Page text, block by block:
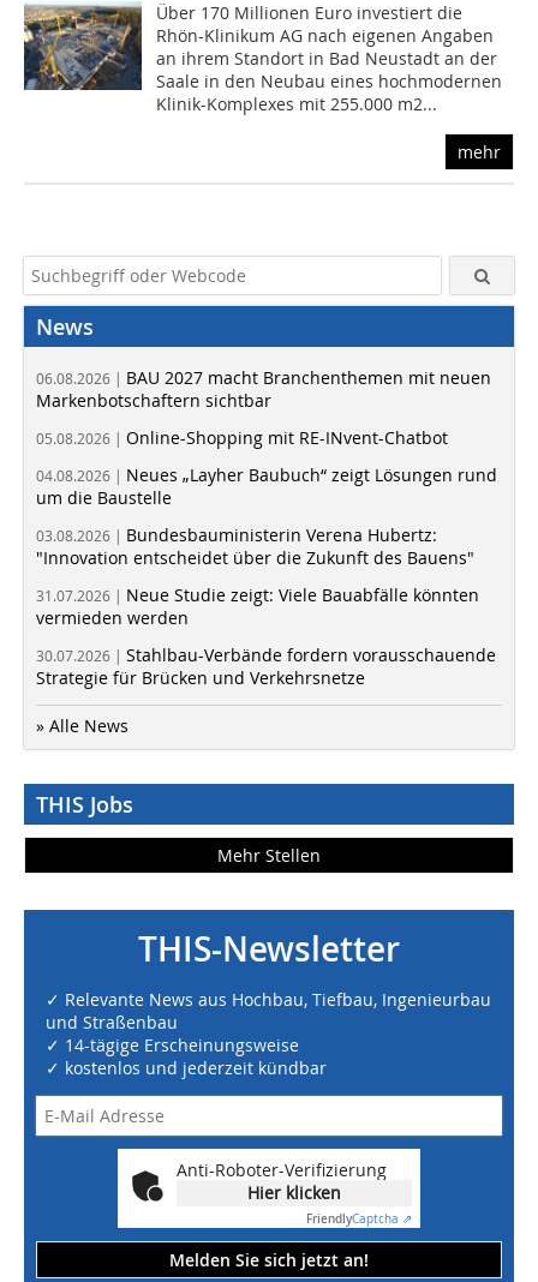
Über 170 Millionen Euro investiert die
Rhön-Klinikum AG nach eigenen Angaben
an ihrem Standort in Bad Neustadt an der
Saale in den Neubau eines hochmodernen
Klinik-Komplexes mit 255.000 m2...
mehr
News
06.08.2026 | BAU 2027 macht Branchenthemen mit neuen
Markenbotschaftern sichtbar
05.08.2026 | Online-Shopping mit RE-INvent-Chatbot
04.08.2026 | Neues „Layher Baubuch“ zeigt Lösungen rund
um die Baustelle
03.08.2026 | Bundesbauministerin Verena Hubertz:
"Innovation entscheidet über die Zukunft des Bauens"
31.07.2026 | Neue Studie zeigt: Viele Bauabfälle könnten
vermieden werden
30.07.2026 | Stahlbau-Verbände fordern vorausschauende
Strategie für Brücken und Verkehrsnetze
» Alle News
THIS Jobs
Mehr Stellen
THIS-Newsletter
✓ Relevante News aus Hochbau, Tiefbau, Ingenieurbau
und Straßenbau
✓ 14-tägige Erscheinungsweise
✓ kostenlos und jederzeit kündbar
Anti-Roboter-Verifizierung
Hier klicken
FriendlyCaptcha ⇗
Melden Sie sich jetzt an!